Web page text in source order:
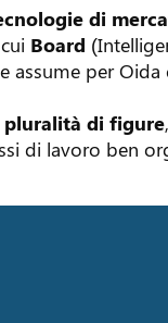
di
Board
assume per
pluralità di figure
di lavoro ben